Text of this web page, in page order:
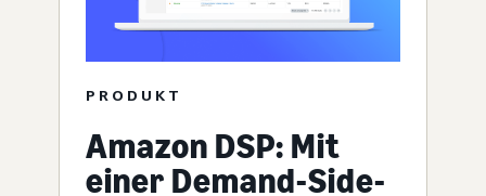
PRODUKT
Amazon DSP: Mit
einer Demand-Side-